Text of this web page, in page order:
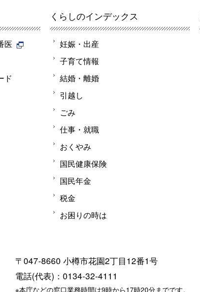
医
ド
くらしのインデックス
妊娠・出産
子育て情報
結婚・離婚
引越し
ごみ
仕事・就職
おくやみ
国民健康保険
国民年金
税金
お困りの時は
〒047-8660 小樽市花園2丁目12番1号
電話(代表)：0134-32-4111
※本庁などの窓口業務時間は9時から17時20分までです。